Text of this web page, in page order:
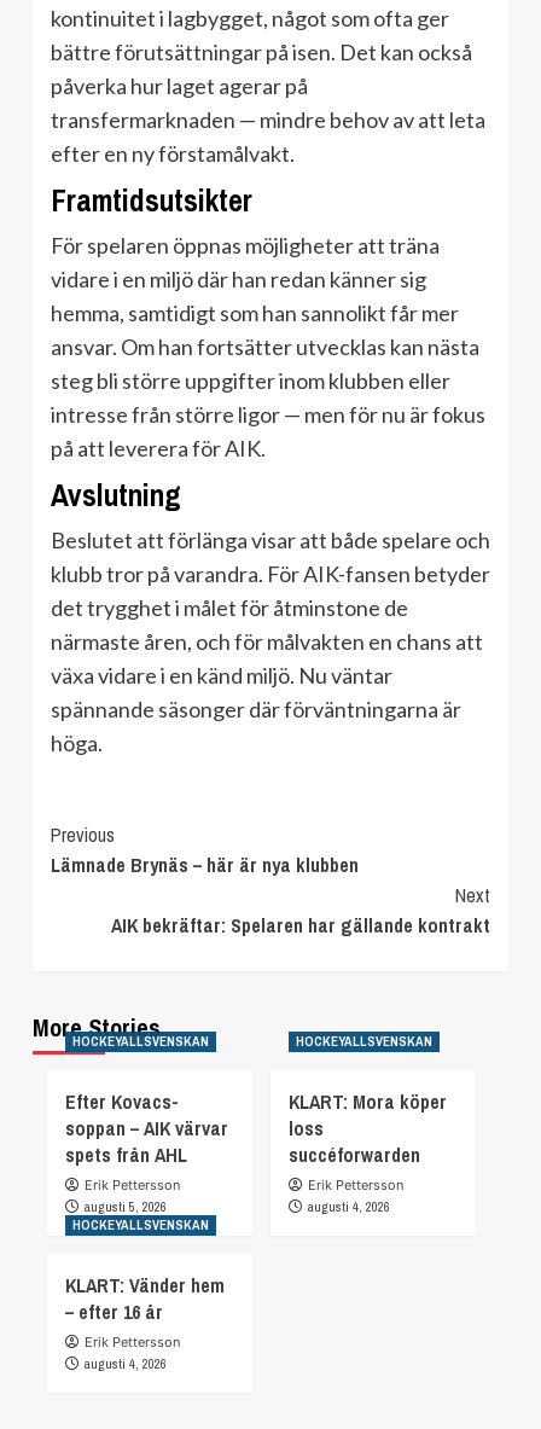
kontinuitet i lagbygget, något som ofta ger
bättre förutsättningar på isen. Det kan också
påverka hur laget agerar på
transfermarknaden — mindre behov av att leta
efter en ny förstamålvakt.
Framtidsutsikter
För spelaren öppnas möjligheter att träna
vidare i en miljö där han redan känner sig
hemma, samtidigt som han sannolikt får mer
ansvar. Om han fortsätter utvecklas kan nästa
steg bli större uppgifter inom klubben eller
intresse från större ligor — men för nu är fokus
på att leverera för AIK.
Avslutning
Beslutet att förlänga visar att både spelare och
klubb tror på varandra. För AIK-fansen betyder
det trygghet i målet för åtminstone de
närmaste åren, och för målvakten en chans att
växa vidare i en känd miljö. Nu väntar
spännande säsonger där förväntningarna är
höga.
Continue
Reading
Previous
Lämnade Brynäs – här är nya klubben
Next
AIK bekräftar: Spelaren har gällande kontrakt
More Stories
HOCKEYALLSVENSKAN
Efter Kovacs-
soppan – AIK värvar
spets från AHL
Erik Pettersson
augusti 5, 2026
HOCKEYALLSVENSKAN
KLART: Mora köper
loss
succéforwarden
Erik Pettersson
augusti 4, 2026
HOCKEYALLSVENSKAN
KLART: Vänder hem
– efter 16 år
Erik Pettersson
augusti 4, 2026